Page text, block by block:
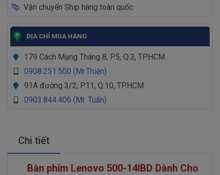
Vận chuyển Ship hàng toàn quốc
ĐỊA CHỈ MUA HÀNG
179 Cách Mạng Tháng 8, P.5, Q.3, TP.HCM
0908.251.500 (Mr.Thiện)
91A đường 3/2, P.11, Q.10, TP.HCM
0903.844.406 (Mr. Tuấn)
Chi tiết
Bàn phím Lenovo 500-14IBD Dành Cho